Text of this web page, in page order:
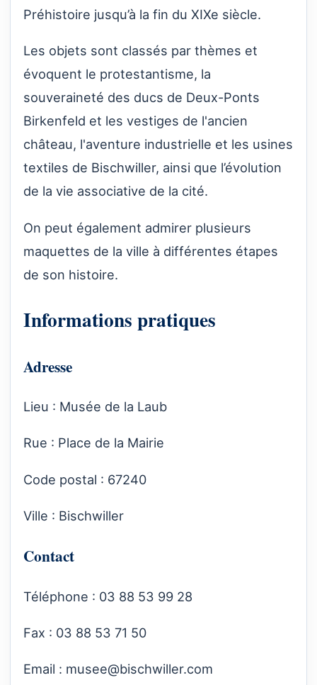
Préhistoire jusqu’à la fin du XIXe siècle.
Les objets sont classés par thèmes et
évoquent le protestantisme, la
souveraineté des ducs de Deux-Ponts
Birkenfeld et les vestiges de l'ancien
château, l'aventure industrielle et les usines
textiles de Bischwiller, ainsi que l’évolution
de la vie associative de la cité.
On peut également admirer plusieurs
maquettes de la ville à différentes étapes
de son histoire.
Informations pratiques
Adresse
Lieu : Musée de la Laub
Rue : Place de la Mairie
Code postal : 67240
Ville : Bischwiller
Contact
Téléphone : 03 88 53 99 28
Fax : 03 88 53 71 50
Email : musee@bischwiller.com